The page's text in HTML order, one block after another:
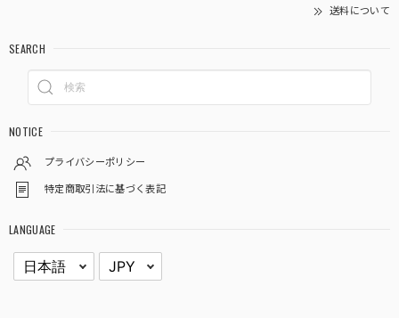
送料について
SEARCH
NOTICE
プライバシーポリシー
特定商取引法に基づく表記
LANGUAGE